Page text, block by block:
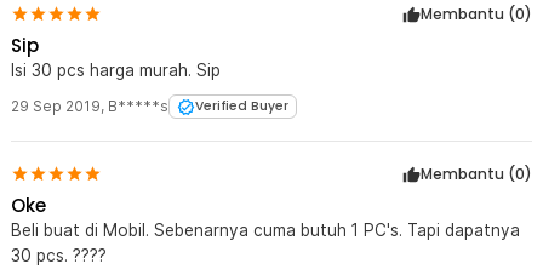
Membantu (0)
Sip
Isi 30 pcs harga murah. Sip
29 Sep 2019, B*****s Verified Buyer
Membantu (0)
Oke
Beli buat di Mobil. Sebenarnya cuma butuh 1 PC's. Tapi dapatnya
30 pcs. ????